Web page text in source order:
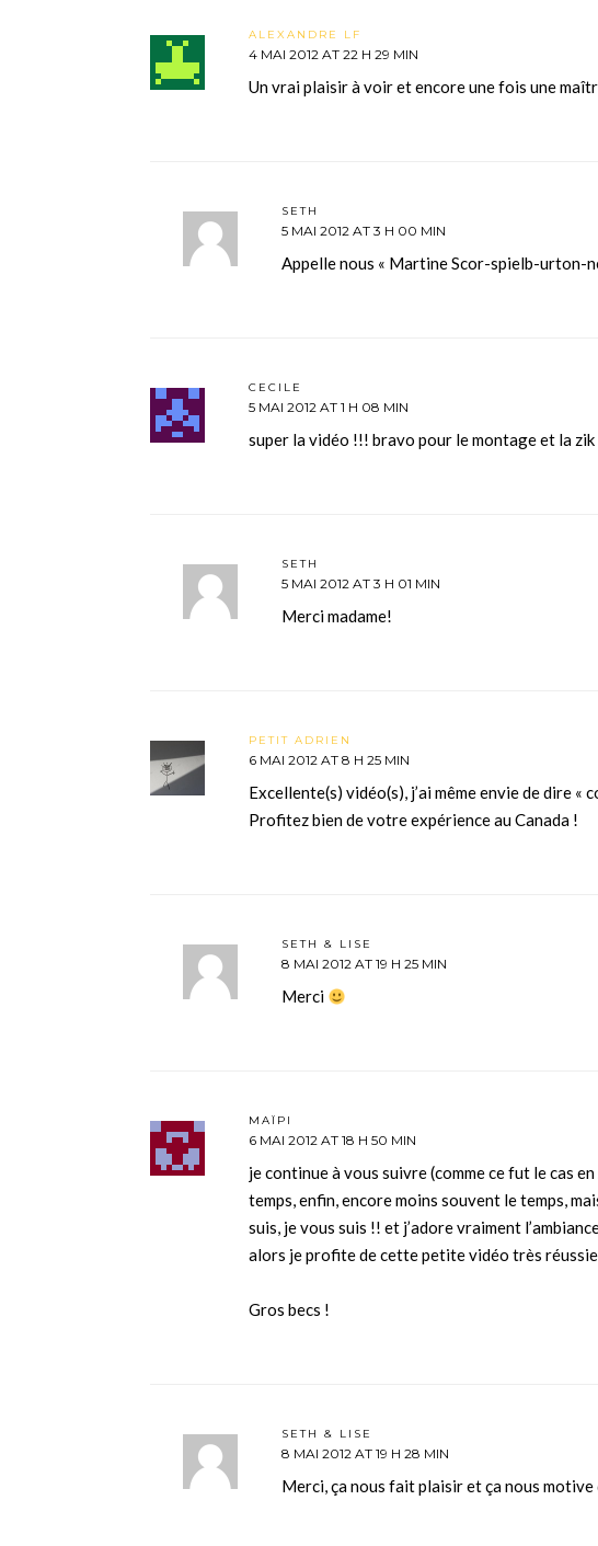
ALEXANDRE LF
4 MAI 2012 AT 22 H 29 MIN
Un vrai plaisir à voir et encore une fois une
SETH
5 MAI 2012 AT 3 H 00 MIN
Appelle nous « Martine Scor-spielb-urton-
CECILE
5 MAI 2012 AT 1 H 08 MIN
super la vidéo !!! bravo pour le montage et la zik
SETH
5 MAI 2012 AT 3 H 01 MIN
Merci madame!
PETIT ADRIEN
6 MAI 2012 AT 8 H 25 MIN
Excellente(s) vidéo(s), j’ai même envie de dire «
Profitez bien de votre expérience au Canada !
SETH & LISE
8 MAI 2012 AT 19 H 25 MIN
Merci
MAÏPI
6 MAI 2012 AT 18 H 50 MIN
je continue à vous suivre (comme ce fut le cas
temps, enfin, encore moins souvent le temps,
suis, je vous suis !! et j’adore vraiment
alors je profite de cette petite vidéo très
Gros becs !
SETH & LISE
8 MAI 2012 AT 19 H 28 MIN
Merci, ça nous fait plaisir et ça nous